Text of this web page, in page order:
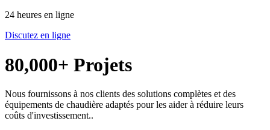
24 heures en ligne
Discutez en ligne
80,000+ Projets
Nous fournissons à nos clients des solutions complètes et des
équipements de chaudière adaptés pour les aider à réduire leurs
coûts d'investissement..